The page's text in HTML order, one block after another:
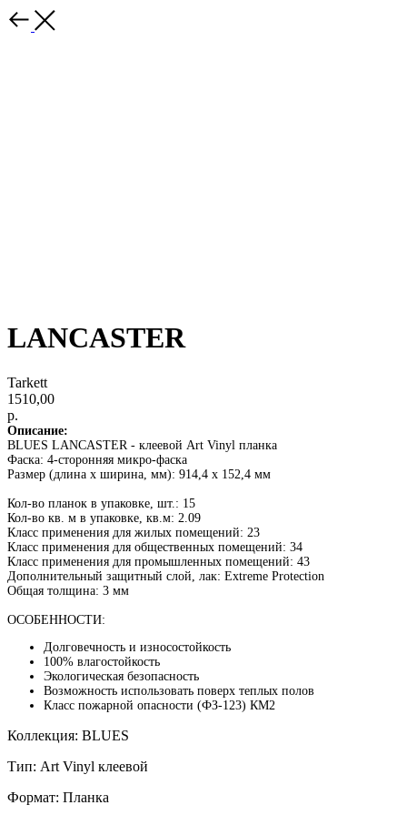
LANCASTER
Tarkett
1510,00
р.
Описание:
BLUES LANCASTER - клеевой Art Vinyl планка
Фаска: 4-сторонняя микро-фаска
Размер (длина x ширина, мм): 914,4 х 152,4 мм
Кол-во планок в упаковке, шт.: 15
Кол-во кв. м в упаковке, кв.м: 2.09
Класс применения для жилых помещений: 23
Класс применения для общественных помещений: 34
Класс применения для промышленных помещений: 43
Дополнительный защитный слой, лак: Extreme Protection
Общая толщина: 3 мм
ОСОБЕННОСТИ:
Долговечность и износостойкость
100% влагостойкость
Экологическая безопасность
Возможность использовать поверх теплых полов
Класс пожарной опасности (ФЗ-123) КМ2
Коллекция: BLUES
Тип: Art Vinyl клеевой
Формат: Планка